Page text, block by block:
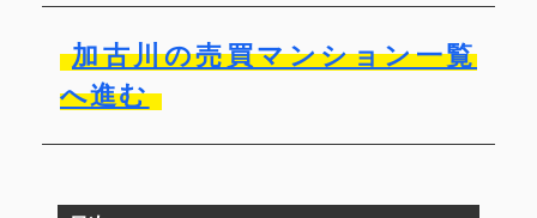
加古川の売買マンション一覧
へ進む